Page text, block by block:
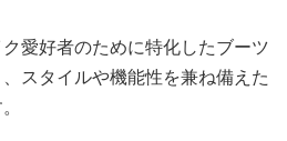
愛好者のために特化したブーツ
スタイルや機能性を兼ね備えた